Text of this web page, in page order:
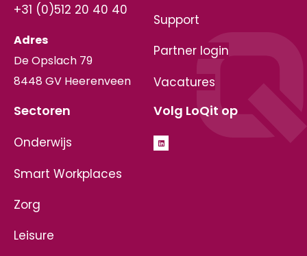
Volg LoQit op
Sectoren
Onderwijs
Smart Workplaces
Zorg
Leisure
Support
Partner login
Vacatures
+31 (0)512 20 40 40
Adres
De Opslach 79
8448 GV Heerenveen